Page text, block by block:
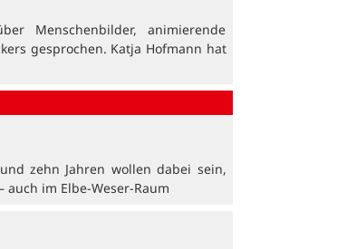
Menschenbilder, animierende
gesprochen. Katja Hofmann hat
zehn Jahren wollen dabei sein,
im Elbe-Weser-Raum